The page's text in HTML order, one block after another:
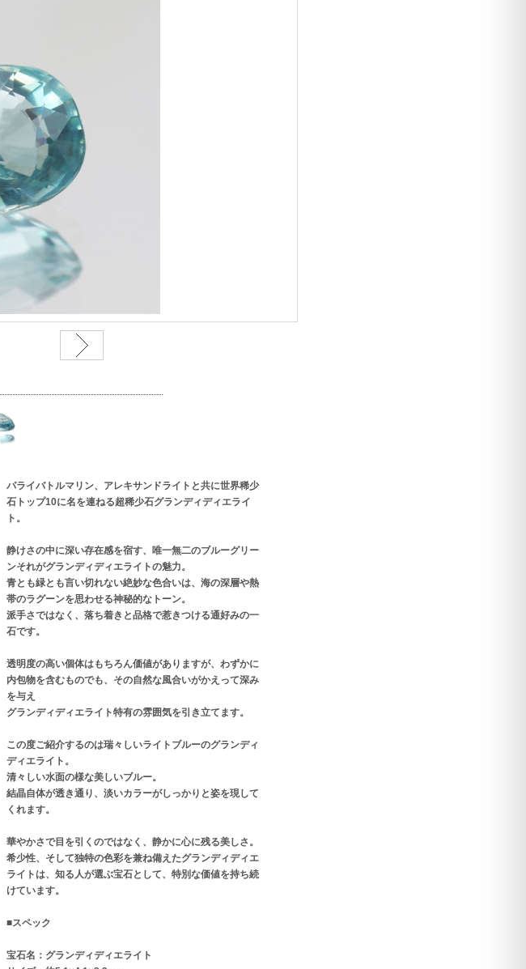
パライバトルマリン、アレキサンドライトと共に世界稀少
石トップ10に名を連ねる超稀少石グランディディエライ
ト。
静けさの中に深い存在感を宿す、唯一無二のブルーグリー
ンそれがグランディディエライトの魅力。
青とも緑とも言い切れない絶妙な色合いは、海の深層や熱
帯のラグーンを思わせる神秘的なトーン。
派手さではなく、落ち着きと品格で惹きつける通好みの一
石です。
透明度の高い個体はもちろん価値がありますが、わずかに
内包物を含むものでも、その自然な風合いがかえって深み
を与え
グランディディエライト特有の雰囲気を引き立てます。
この度ご紹介するのは瑞々しいライトブルーのグランディ
ディエライト。
清々しい水面の様な美しいブルー。
結晶自体が透き通り、淡いカラーがしっかりと姿を現して
くれます。
華やかさで目を引くのではなく、静かに心に残る美しさ。
希少性、そして独特の色彩を兼ね備えたグランディディエ
ライトは、知る人が選ぶ宝石として、特別な価値を持ち続
けています。
■スペック
宝石名：グランディディエライト